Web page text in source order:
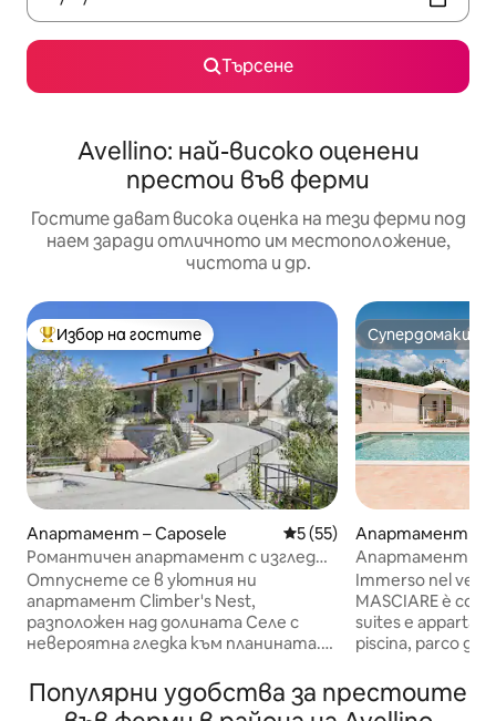
Търсене
Avellino: най-високо оценени
престои във ферми
Гостите дават висока оценка на тези ферми под
наем заради отличното им местоположение,
чистота и др.
Най-популярен избор на гостите
Избор на гостите
Апартамент – Caposele Средна оценка: 5 от 5,
5 (55)
Романтичен апартамент с изглед
към планината
Отпуснете се в уютния ни
апартамент Climber's Nest,
разположен над долината Селе с
невероятна гледка към планината.
на природата, търсещи
спокойствие и по-дълбока връзка с
Супердомакин
Супердомакин
Апартамент –
Апартамент в
Masciare с
Immerso nel
MASCIARE è
suites e
piscina, parco
campo da tennis.
vuole una
Популярни удобства за престоите